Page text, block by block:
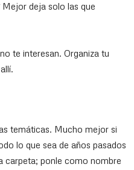
deja solo las que
te interesan. Organiza tu
temáticas. Mucho mejor si
lo que sea de años pasados
carpeta; ponle como nombre